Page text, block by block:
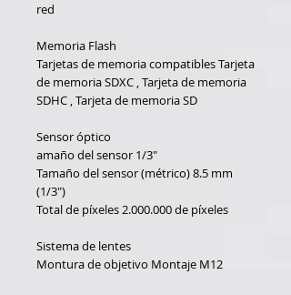
red
Memoria Flash
Tarjetas de memoria compatiblesTarjeta
de memoria SDXC , Tarjeta de memoria
SDHC , Tarjeta de memoria SD
Sensor óptico
amaño del sensor 1/3"
Tamaño del sensor (métrico)8.5 mm
(1/3")
Total de píxeles2.000.000 de píxeles
Sistema de lentes
Montura de objetivo Montaje M12